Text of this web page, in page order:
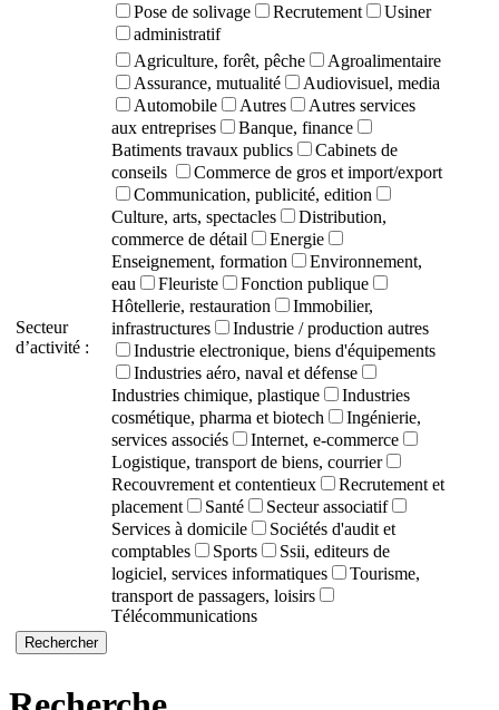
Pose de solivage
Recrutement
Usiner
administratif
Secteur
d’activité :
Agriculture, forêt, pêche
Agroalimentaire
Assurance, mutualité
Audiovisuel, media
Automobile
Autres
Autres services
aux entreprises
Banque, finance
Batiments travaux publics
Cabinets de
conseils
Commerce de gros et import/export
Communication, publicité, edition
Culture, arts, spectacles
Distribution,
commerce de détail
Energie
Enseignement, formation
Environnement,
eau
Fleuriste
Fonction publique
Hôtellerie, restauration
Immobilier,
infrastructures
Industrie / production autres
Industrie electronique, biens d'équipements
Industries aéro, naval et défense
Industries chimique, plastique
Industries
cosmétique, pharma et biotech
Ingénierie,
services associés
Internet, e-commerce
Logistique, transport de biens, courrier
Recouvrement et contentieux
Recrutement et
placement
Santé
Secteur associatif
Services à domicile
Sociétés d'audit et
comptables
Sports
Ssii, editeurs de
logiciel, services informatiques
Tourisme,
transport de passagers, loisirs
Télécommunications